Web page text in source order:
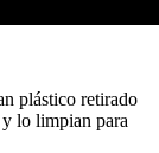
plástico retirado
y lo limpian para